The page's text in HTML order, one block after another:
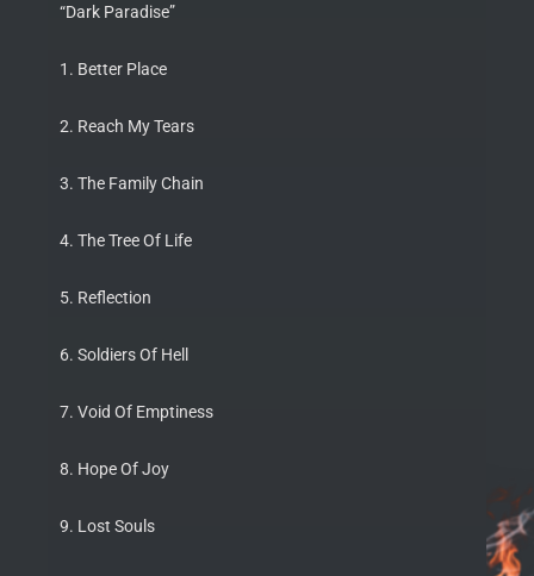
“Dark Paradise”
1. Better Place
2. Reach My Tears
3. The Family Chain
4. The Tree Of Life
5. Reflection
6. Soldiers Of Hell
7. Void Of Emptiness
8. Hope Of Joy
9. Lost Souls